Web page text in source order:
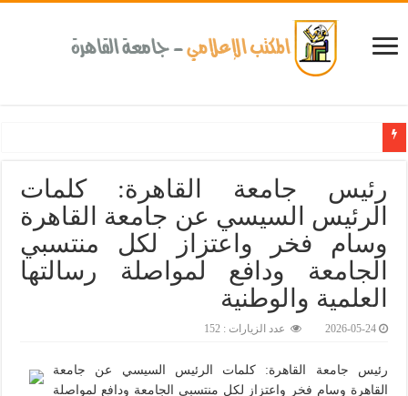
رئيس جامعة القاهرة: كلمات
الرئيس السيسي عن جامعة القاهرة
وسام فخر واعتزاز لكل منتسبي
الجامعة ودافع لمواصلة رسالتها
العلمية والوطنية
2026-05-24 عدد الزيارات : 152
رئيس جامعة القاهرة: كلمات الرئيس السيسي عن جامعة
القاهرة وسام فخر واعتزاز لكل منتسبي الجامعة ودافع لمواصلة